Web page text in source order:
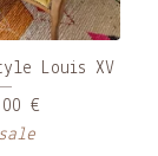
Louis XV
€